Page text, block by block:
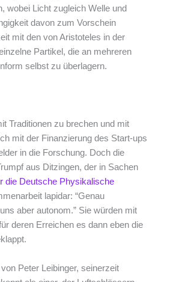
wobei Licht zugleich Welle und
davon zum Vorschein
mit den von Aristoteles in der
Partikel, die an mehreren
selbst zu überlagern.
Traditionen zu brechen und mit
mit der Finanzierung des Start-ups
in die Forschung. Doch die
aus Ditzingen, der in Sachen
die Deutsche Physikalische
lapidar: “Genau
aber autonom.” Sie würden mit
deren Erreichen es dann eben die
Peter Leibinger, seinerzeit